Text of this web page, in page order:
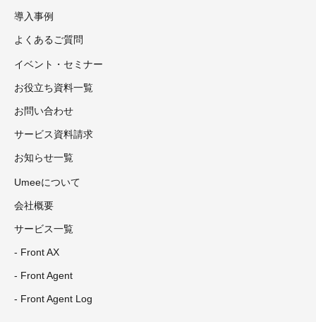
導入事例
よくあるご質問
イベント・セミナー
お役立ち資料一覧
お問い合わせ
サービス資料請求
お知らせ一覧
Umeeについて
会社概要
サービス一覧
- Front AX
- Front Agent
- Front Agent Log